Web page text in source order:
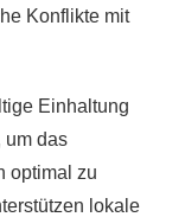
Konflikte mit
Einhaltung
um das
optimal zu
lokale